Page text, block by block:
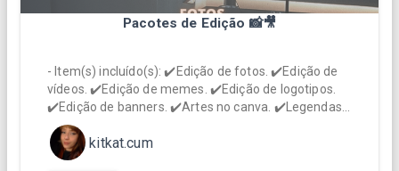
Pacotes de Edição 📸🎥
- Item(s) incluído(s): ✔️Edição de fotos. ✔️Edição de
vídeos. ✔️Edição de memes. ✔️Edição de logotipos.
✔️Edição de banners. ✔️Artes no canva. ✔️Legendas…
kitkat.cum